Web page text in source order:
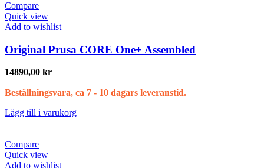
Compare
Quick view
Add to wishlist
Original Prusa CORE One+ Assembled
14890,00 kr
Beställningsvara, ca 7 - 10 dagars leveranstid.
Lägg till i varukorg
Compare
Quick view
Add to wishlist